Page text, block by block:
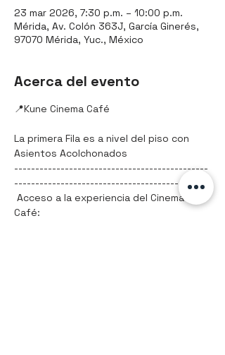
23 mar 2026, 7:30 p.m. – 10:00 p.m.
Mérida, Av. Colón 363J, García Ginerés,
97070 Mérida, Yuc., México
Acerca del evento
📍Kune Cinema Café
La primera Fila es a nivel del piso con
Asientos Acolchonados
----------------------------------------------
-------------------------------------------
Acceso a la experiencia del Cinema
Café: